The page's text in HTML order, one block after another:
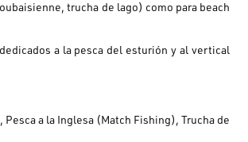
trucha de lago) como para beach
a la pesca del esturión y al vertical
a la Inglesa (Match Fishing), Trucha de